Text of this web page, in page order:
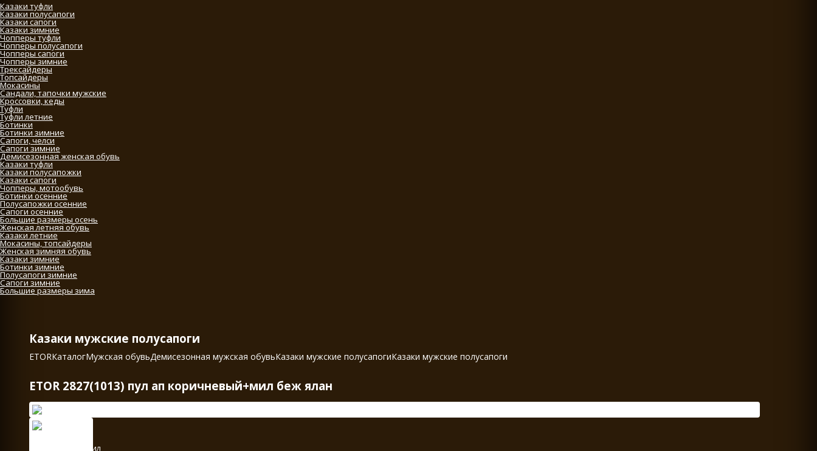
Казаки туфли
Казаки полусапоги
Казаки сапоги
Казаки зимние
Чопперы туфли
Чопперы полусапоги
Чопперы сапоги
Чопперы зимние
Трексайдеры
Топсайдеры
Мокасины
Сандали, тапочки мужские
Кроссовки, кеды
Туфли
Туфли летние
Ботинки
Ботинки зимние
Сапоги, челси
Сапоги зимние
Демисезонная женская обувь
Казаки туфли
Казаки полусапожки
Казаки сапоги
Чопперы, мотообувь
Ботинки осенние
Полусапожки осенние
Сапоги осенние
Большие размеры осень
Женская летняя обувь
Казаки летние
Мокасины, топсайдеры
Женская зимняя обувь
Казаки зимние
Ботинки зимние
Полусапоги зимние
Сапоги зимние
Большие размеры зима
Казаки мужские полусапоги
ETORКаталогМужская обувьДемисезонная мужская обувьКазаки мужские полусапогиКазаки мужские полусапоги
ETOR 2827(1013) пул ап коричневый+мил беж ялан